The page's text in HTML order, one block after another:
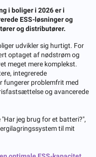
i boliger i 2026 er i
ESS-løsninger og
og distributører.
udvikler sig hurtigt. For
optaget af nødstrøm og
meget mere komplekst.
integrerede
fungerer problemfrit med
og avancerede
jeg brug for et batteri?",
til mit